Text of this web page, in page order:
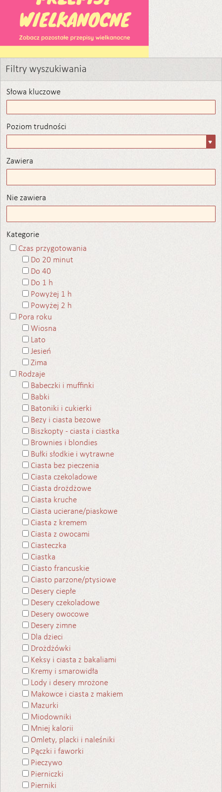
Filtry wyszukiwania
Słowa kluczowe
Poziom trudności
trudności
Zawiera
Nie zawiera
Kategorie
Czas przygotowania
Do 20 minut
Do 40
Do 1 h
Powyżej 1 h
Powyżej 2 h
Pora roku
Wiosna
Lato
Jesień
Zima
Rodzaje
Babeczki i muffinki
Babki
Batoniki i cukierki
Bezy i ciasta bezowe
Biszkopty - ciasta i ciastka
Brownies i blondies
Bułki słodkie i wytrawne
Ciasta bez pieczenia
Ciasta czekoladowe
Ciasta drożdżowe
Ciasta kruche
Ciasta ucierane/piaskowe
Ciasta z kremem
Ciasta z owocami
Ciasteczka
Ciastka
Ciasto francuskie
Ciasto parzone/ptysiowe
Desery ciepłe
Desery czekoladowe
Desery owocowe
Desery zimne
Dla dzieci
Drożdżówki
Keksy i ciasta z bakaliami
Kremy i smarowidła
Lody i desery mrożone
Makowce i ciasta z makiem
Mazurki
Miodowniki
Mniej kalorii
Omlety, placki i naleśniki
Pączki i faworki
Pieczywo
Pierniczki
Pierniki